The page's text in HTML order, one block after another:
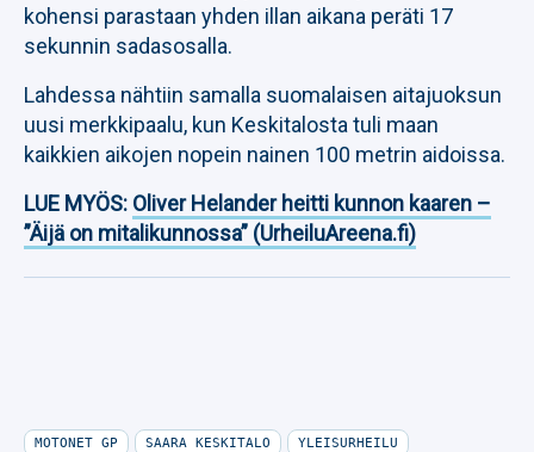
kohensi parastaan yhden illan aikana peräti 17
sekunnin sadasosalla.
Lahdessa nähtiin samalla suomalaisen aitajuoksun
uusi merkkipaalu, kun Keskitalosta tuli maan
kaikkien aikojen nopein nainen 100 metrin aidoissa.
LUE MYÖS: Oliver Helander heitti kunnon kaaren –
”Äijä on mitalikunnossa” (UrheiluAreena.fi)
MOTONET GP SAARA KESKITALO YLEISURHEILU